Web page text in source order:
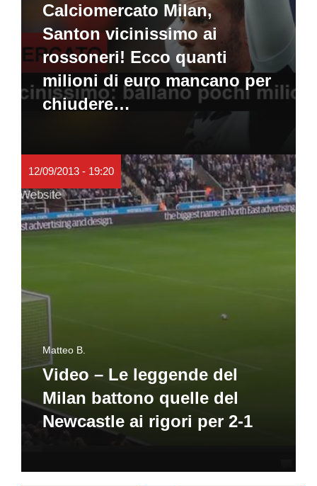
Calciomercato Milan,
Santon vicinissimo ai
rossoneri! Ecco quanti
milioni di euro mancano per
chiudere…
12/09/2013 - 19:20
Matteo B.
Video – Le leggende del
Milan battono quelle del
Newcastle ai rigori per 2-1